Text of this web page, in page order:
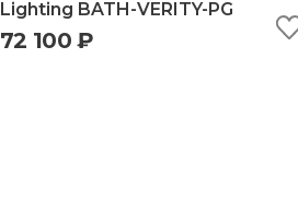
быстрый просмотр
Lighting BATH-VERITY-PG
72 100 ₽